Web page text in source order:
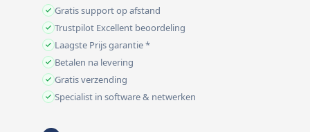
Gratis support op afstand
Trustpilot Excellent beoordeling
Laagste Prijs garantie *
Betalen na levering
Gratis verzending
Specialist in software & netwerken